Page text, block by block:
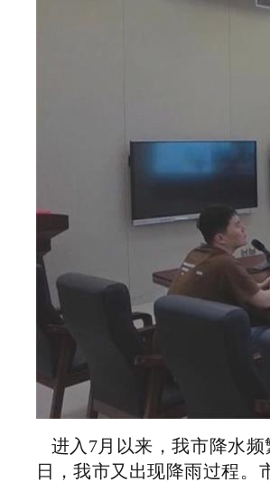
进入7月以来，我市降水
日，我市又出现降雨过程。